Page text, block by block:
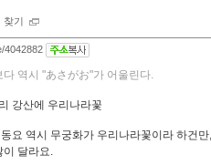
기
4042882
다 역시 "あさがお"가 어울린다.
강산에 우리나라꽃
요 역시 무궁화가 우리나라꽃이라 하건만,
이 달라요.